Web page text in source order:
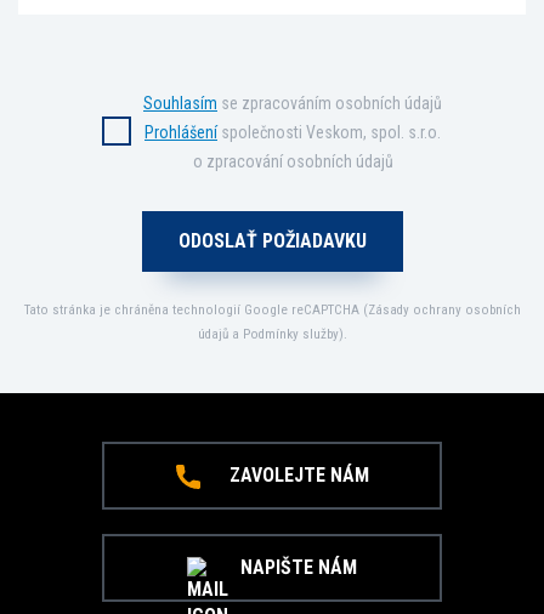
Souhlasím se zpracováním osobních údajů
Prohlášeníspolečnosti Veskom, spol. s.r.o.
o zpracování osobních údajů
Tato stránka je chráněna technologií Google reCAPTCHA (Zásady ochrany osobních
údajůa Podmínky služby).
ZAVOLEJTE NÁM
NAPIŠTE NÁM